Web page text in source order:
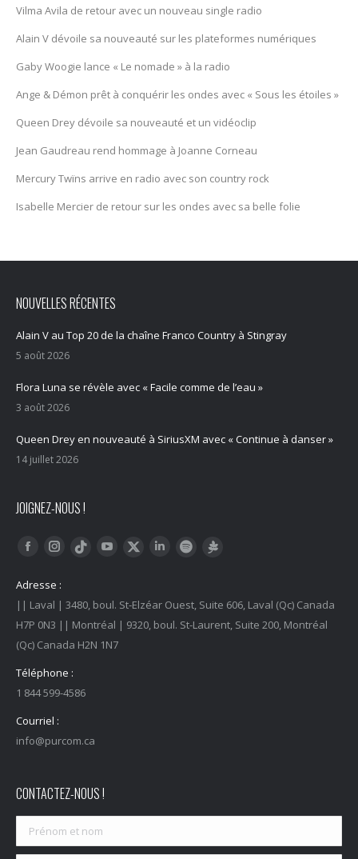
Vilma Avila de retour avec un nouveau single radio
Alain V dévoile sa nouveauté sur les plateformes numériques
Gaby Woogie lance « Le nomade » à la radio
Ange & Démon prêt à conquérir les ondes avec « Sous les étoiles »
Queen Drey dévoile sa nouveauté et un vidéoclip
Jean Gaudreau rend hommage à Joanne Corneau
Mercury Twïns arrive en radio avec son country rock
Isabelle Mercier de retour sur les ondes avec sa belle folie
NOUVELLES RÉCENTES
Alain V au Top 20 de la chaîne Franco Country à Stingray
5 août 2026
Flora Luna se révèle avec « Facile comme de l’eau »
3 août 2026
Queen Drey en nouveauté à SiriusXM avec « Continue à danser »
14 juillet 2026
JOIGNEZ-NOUS !
Trouvez nous sur :
FacebookInstagram
Tiktok YouTubeTwitter LinkedInSpotify
Adresse :
|| Laval | 3480, boul. St-Elzéar Ouest, Suite 606, Laval (Qc) Canada
H7P 0N3 || Montréal | 9320, boul. St-Laurent, Suite 200, Montréal
(Qc) Canada H2N 1N7
Téléphone :
1 844 599-4586
Courriel :
info@purcom.ca
CONTACTEZ-NOUS !